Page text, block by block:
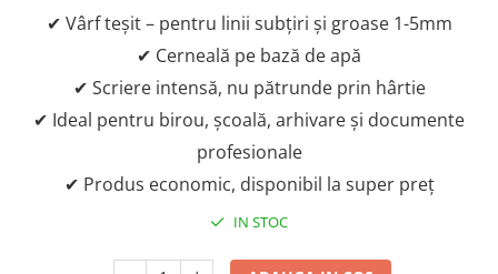
✔ Vârf teșit – pentru linii subțiri și groase 1-5mm
✔ Cerneală pe bază de apă
✔ Scriere intensă, nu pătrunde prin hârtie
✔ Ideal pentru birou, școală, arhivare și documente
profesionale
✔ Produs economic, disponibil la super preț
IN STOC